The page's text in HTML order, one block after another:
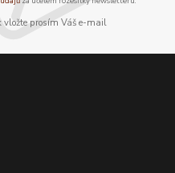
prosím Váš e-mail